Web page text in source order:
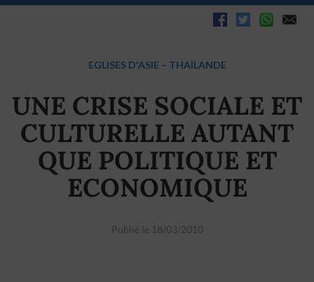
EGLISES D'ASIE – THAÏLANDE
UNE CRISE SOCIALE ET
CULTURELLE AUTANT
QUE POLITIQUE ET
ECONOMIQUE
Publié le 18/03/2010